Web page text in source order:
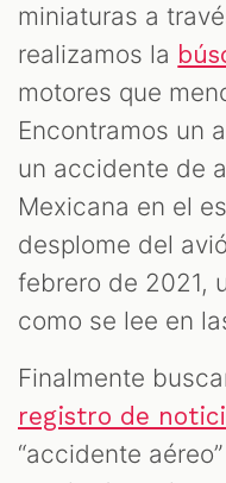
miniaturas a
realizamos la
motores que
Encontramos un
un accidente de
Mexicana en el
desplome del
febrero de 2021,
como se lee en
Finalmente
registro de
“accidente